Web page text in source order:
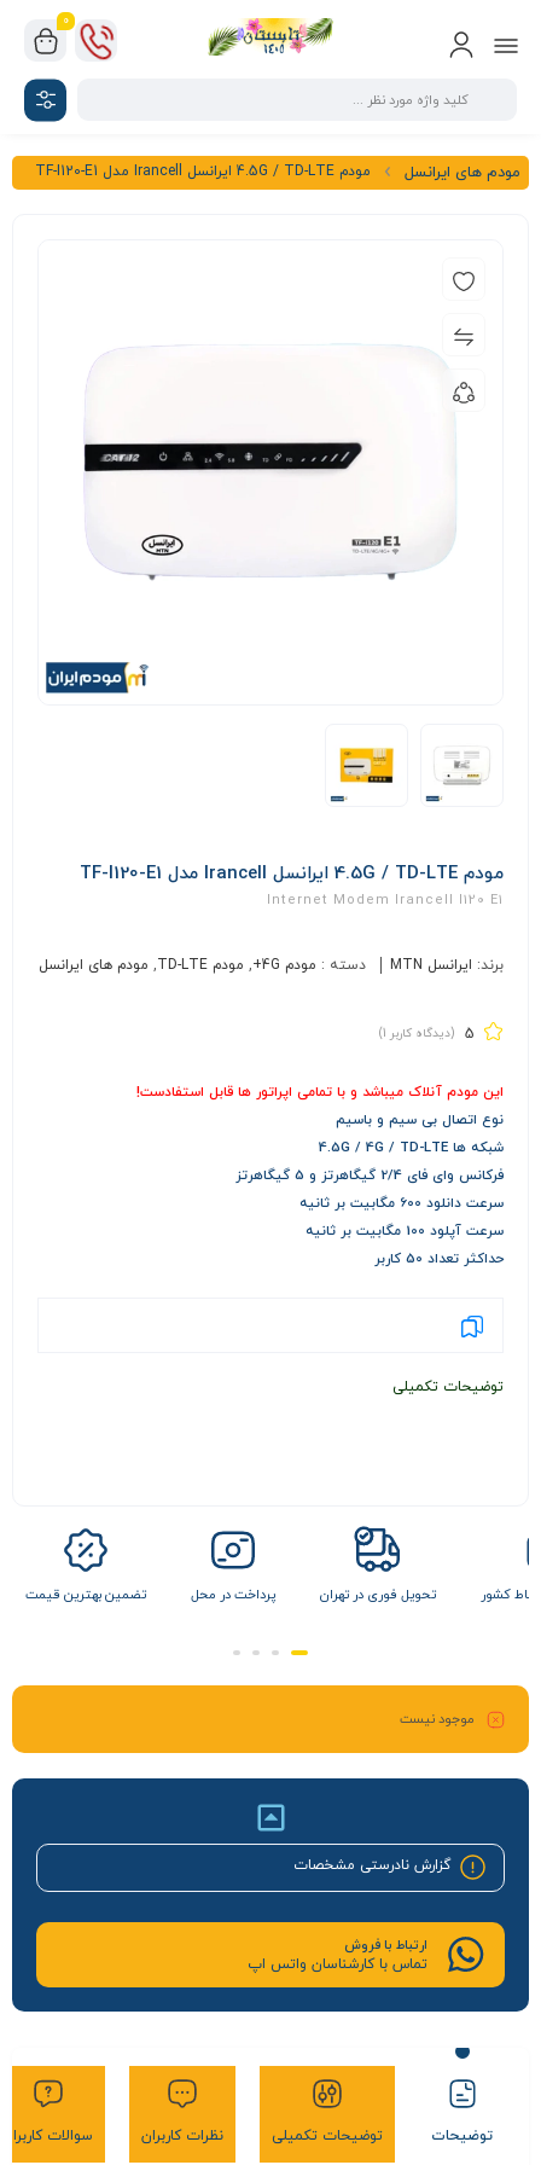
0
مودم های ایرانسل مودم 4.5G / TD-LTE ایرانسل Irancell مدل TF-I120-E1
مودم 4.5G / TD-LTE ایرانسل Irancell مدل TF-I120-E1
Internet Modem Irancell I120 E1
برند: ایرانسل MTN دسته : مودم 4G+ , مودم TD-LTE , مودم های ایرانسل
5 (دیدگاه کاربر 1
)
این مودم آنلاک میباشد و با تمامی اپراتور ها قابل استفادست!
نوع اتصال بی سیم و باسیم
شبکه ها 4.5G / 4G / TD-LTE
فرکانس وای فای 2/4 گیگاهرتز و 5 گیگاهرتز
سرعت دانلود 600 مگابیت بر ثانیه
سرعت آپلود 100 مگابیت بر ثانیه
حداکثر تعداد 50 کاربر
توضیحات تکمیلی
تهران پرداخت در محل تضمین بهترین قیمت ارسال به تمام نقاط کشور
موجود نیست
گزارش نادرستی مشخصات
ارتباط با فروش
تماس با کارشناسان واتس اپ
توضیحات توضیحات تکمیلی نظرات کاربران سوالات کاربران